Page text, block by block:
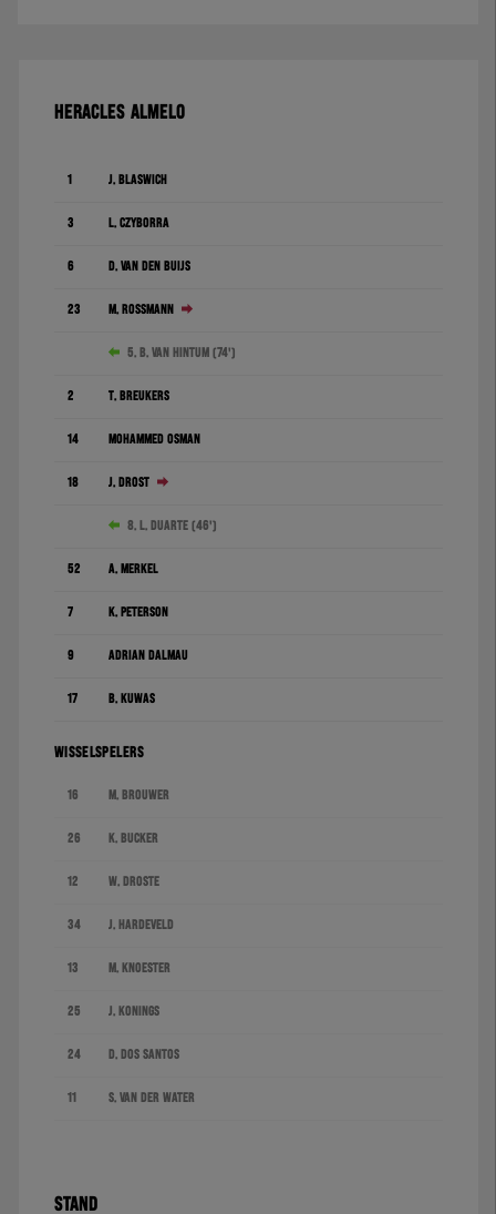
HERACLES ALMELO
1 J. Blaswich
3 L. Czyborra
6 D. Van den Buijs
23 M. Rossmann
5. B. van Hintum (74')
2 T. Breukers
14 Mohammed Osman
18 J. Drost
8. L. Duarte (46')
52 A. Merkel
7 K. Peterson
9 Adrián Dalmau
17 B. Kuwas
WISSELSPELERS
16 M. Brouwer
26 K. Bucker
12 W. Droste
34 J. Hardeveld
13 M. Knoester
25 J. Konings
24 D. dos Santos
11 S. van der Water
STAND